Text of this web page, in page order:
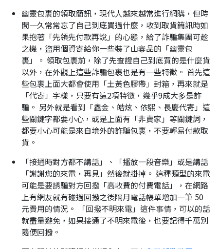
幽靈包裹的領取簡訊，現代人越來越常進行網購，但時
間一久常常忘了自己到底買過什麼，收到取貨簡訊時如
果抱著「先領先付款再說」的心態，給了詐騙集團可趁
之機，盜用個資寄給你一些裝了山寨品的「幽靈包
裹」。 領取包裹前，除了先查證自己到底買的是什麼貨
以外，在外觀上這些詐騙包裹也是有一些特徵。 首先這
些包裹上面大都會使用「土黃色膠帶」封箱，再來就是
「代寄」字樣，只要有這2項特徵，幾乎9成大多是詐
騙。 另外就是看到「鑫金、皓炫、依熙、長慶代寄」這
些關鍵字都要小心，或是上面有「非賣家」等關鍵詞，
都要小心可能是來自境外的詐騙包裹，不要輕易付款取
貨。
「接通時對方都不講話」、「播放一段音樂」或是講話
「謝謝您的來電，再見」然後就掛掉。 這種類型的來電
可能是要誘騙對方回撥「高收費的付費電話」，在網路
上有網友就有碰過回撥之後隔月電話帳單增加一筆 50
元費用的情況。 「回撥不明來電」這件事情，可以的話
就盡量避免，如果接通了不明來電後，也要記得千萬別
隨便回撥。